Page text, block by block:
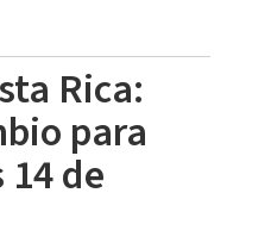
Rica:
para
de